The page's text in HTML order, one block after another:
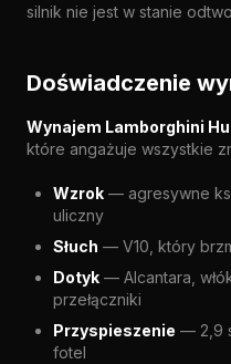
silnik nie jest w stanie
Doświadczenie
Wynajem Lamborghini
które angażuje wszystkie
Wzrok — agresywne
uliczny
Słuch — V10, który
Dotyk — Alcantara,
przełączniki
Przyspieszenie — 2,9
fotel